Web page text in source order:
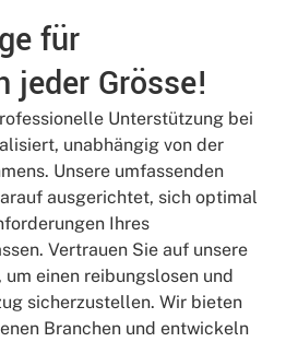
für
jeder Grösse!
Unterstützung bei
unabhängig von der
Unsere umfassenden
ausgerichtet, sich optimal
Ihres
Vertrauen Sie auf unsere
einen reibungslosen und
sicherzustellen. Wir bieten
Branchen und entwickeln